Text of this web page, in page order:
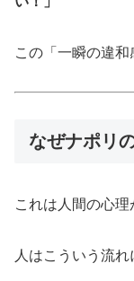
この「一瞬の違和
なぜナポリ
これは人間の心理
人はこういう流れ